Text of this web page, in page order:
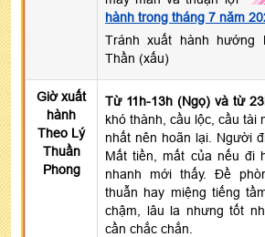
hành trong tháng 7 năm
Tránh xuất hành hướng
Thần (xấu)
Giờ xuất
hành
Theo Lý
Thuần
Phong
Từ 11h-13h (Ngọ) và từ
khó thành, cầu lộc, cầu tài
nhất nên hoãn lại. Người
Mất tiền, mất của nếu đi
nhanh mới thấy. Đề
thuẫn hay miệng tiếng
chậm, lâu la nhưng tốt
cần chắc chắn.